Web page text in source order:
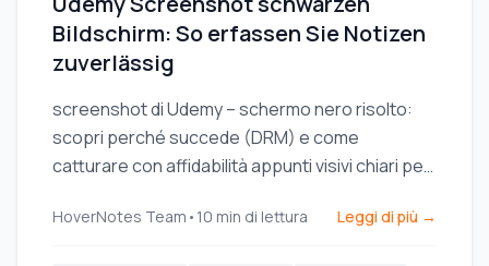
Bildschirm: So erfassen Sie Notizen
zuverlässig
screenshot di Udemy – schermo nero risolto:
scopri perché succede (DRM) e come
catturare con affidabilità appunti visivi chiari per
HoverNotes Team • 10 min di lettura Leggi di più →